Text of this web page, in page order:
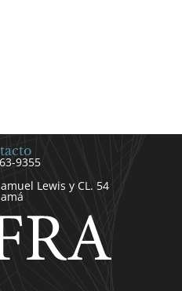
9355
Lewis y CL. 54